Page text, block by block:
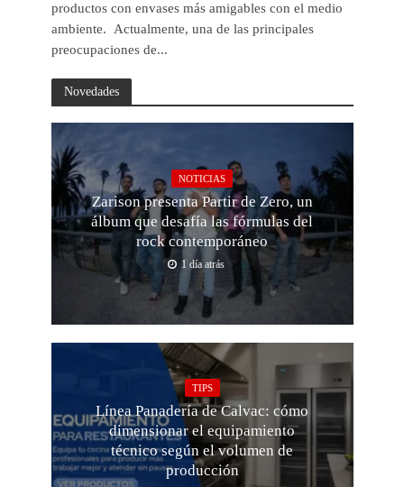
productos con envases más amigables con el medio
ambiente. Actualmente, una de las principales
preocupaciones de...
Novedades
NOTICIAS
Zarison presenta Partir de Zero, un
álbum que desafía las fórmulas del
rock contemporáneo
1 día atrás
TIPS
Línea Panadería de Calvac: cómo
dimensionar el equipamiento
técnico según el volumen de
producción